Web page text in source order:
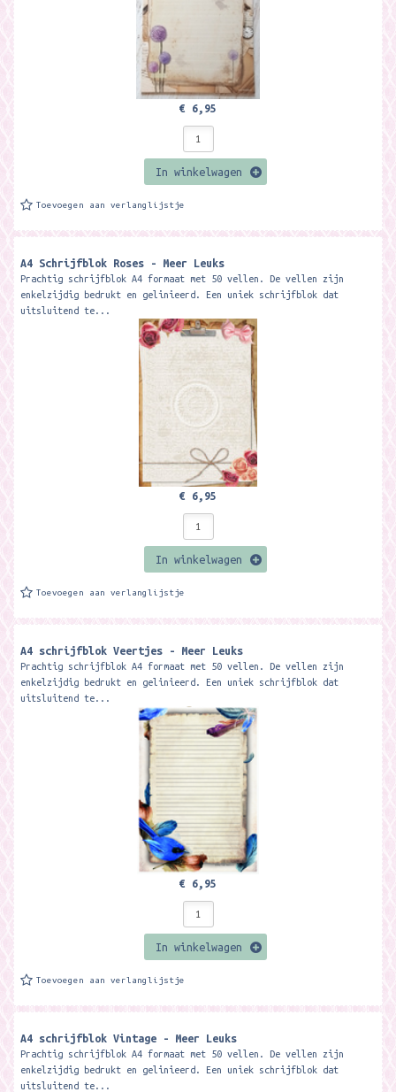
€ 6,95
In winkelwagen
Toevoegen aan verlanglijstje
A4 Schrijfblok Roses - Meer Leuks
Prachtig schrijfblok A4 formaat met 50 vellen. De vellen zijn
enkelzijdig bedrukt en gelinieerd. Een uniek schrijfblok dat
uitsluitend te...
€ 6,95
In winkelwagen
Toevoegen aan verlanglijstje
A4 schrijfblok Veertjes - Meer Leuks
Prachtig schrijfblok A4 formaat met 50 vellen. De vellen zijn
enkelzijdig bedrukt en gelinieerd. Een uniek schrijfblok dat
uitsluitend te...
€ 6,95
In winkelwagen
Toevoegen aan verlanglijstje
A4 schrijfblok Vintage - Meer Leuks
Prachtig schrijfblok A4 formaat met 50 vellen. De vellen zijn
enkelzijdig bedrukt en gelinieerd. Een uniek schrijfblok dat
uitsluitend te...